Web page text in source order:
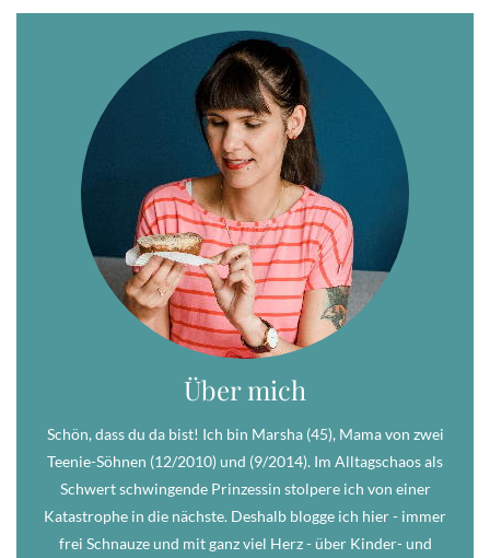
Über mich
Schön, dass du da bist! Ich bin Marsha (45), Mama von zwei
Teenie-Söhnen (12/2010) und (9/2014). Im Alltagschaos als
Schwert schwingende Prinzessin stolpere ich von einer
Katastrophe in die nächste. Deshalb blogge ich hier - immer
frei Schnauze und mit ganz viel Herz - über Kinder- und